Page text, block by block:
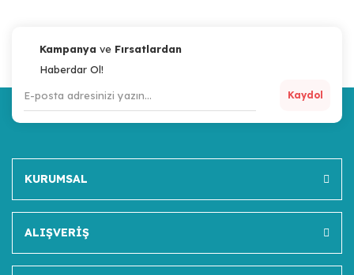
Kampanya ve Fırsatlardan
Haberdar Ol!
Kaydol
KURUMSAL
ALIŞVERİŞ